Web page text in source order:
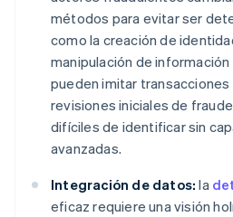
métodos para evitar ser
como la creación de
manipulación de
pueden imitar
revisiones iniciales de
difíciles de identificar sin
avanzadas.
Integración de datos: la
eficaz requiere una visión